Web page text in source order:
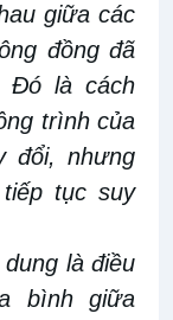
giữa các
đồng đã
Đó là cách
trình của
đổi, nhưng
tục suy
là điều
bình giữa